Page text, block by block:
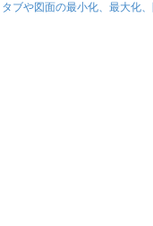
タブや図面の最小化、最大化